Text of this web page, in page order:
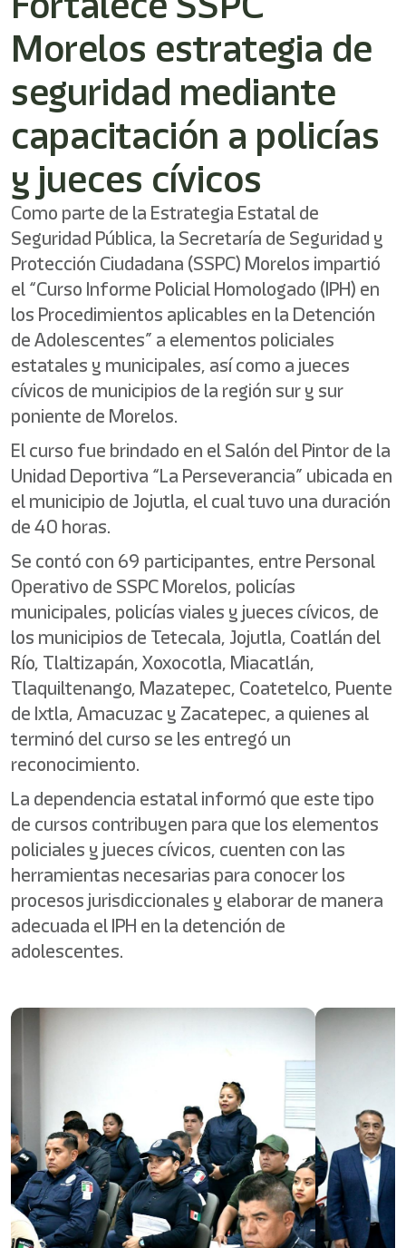
Morelos estrategia de
seguridad mediante
capacitación a policías
y jueces cívicos
Como parte de la Estrategia Estatal de
Seguridad Pública, la Secretaría de Seguridad y
Protección Ciudadana (SSPC) Morelos impartió
el “Curso Informe Policial Homologado (IPH) en
los Procedimientos aplicables en la Detención
de Adolescentes” a elementos policiales
estatales y municipales, así como a jueces
cívicos de municipios de la región sur y sur
poniente de Morelos.
El curso fue brindado en el Salón del Pintor de la
Unidad Deportiva “La Perseverancia” ubicada en
el municipio de Jojutla, el cual tuvo una duración
de 40 horas.
Se contó con 69 participantes, entre Personal
Operativo de SSPC Morelos, policías
municipales, policías viales y jueces cívicos, de
los municipios de Tetecala, Jojutla, Coatlán del
Río, Tlaltizapán, Xoxocotla, Miacatlán,
Tlaquiltenango, Mazatepec, Coatetelco, Puente
de Ixtla, Amacuzac y Zacatepec, a quienes al
terminó del curso se les entregó un
reconocimiento.
La dependencia estatal informó que este tipo
de cursos contribuyen para que los elementos
policiales y jueces cívicos, cuenten con las
herramientas necesarias para conocer los
procesos jurisdiccionales y elaborar de manera
adecuada el IPH en la detención de
adolescentes.